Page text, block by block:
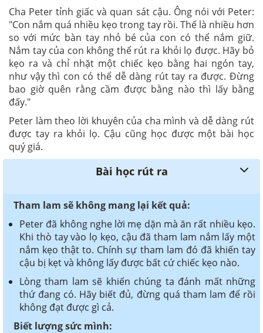
Cha Peter tỉnh giấc và quan sát cậu. Ông nói với Peter:
"Con nắm quá nhiều kẹo trong tay rồi. Thế là nhiều hơn
so với mức bàn tay nhỏ bé của con có thể nắm giữ.
Nắm tay của con không thể rút ra khỏi lọ được. Hãy bỏ
kẹo ra và chỉ nhặt một chiếc kẹo bằng hai ngón tay,
như vậy thì con có thể dễ dàng rút tay ra được. Đừng
bao giờ quên rằng cầm được bằng nào thì lấy bằng
đấy."
Peter làm theo lời khuyên của cha mình và dễ dàng rút
được tay ra khỏi lọ. Cậu cũng học được một bài học
quý giá.
Bài học rút ra
Tham lam sẽ không mang lại kết quả:
Peter đã không nghe lời mẹ dặn mà ăn rất nhiều kẹo.
Khi thò tay vào lọ kẹo, cậu đã tham lam nắm lấy một
nắm kẹo thật to. Chính sự tham lam đó đã khiến tay
cậu bị kẹt và không lấy được bất cứ chiếc kẹo nào.
Lòng tham lam sẽ khiến chúng ta đánh mất những
thứ đang có. Hãy biết đủ, đừng quá tham lam để rồi
không đạt được gì cả.
Biết lượng sức mình: